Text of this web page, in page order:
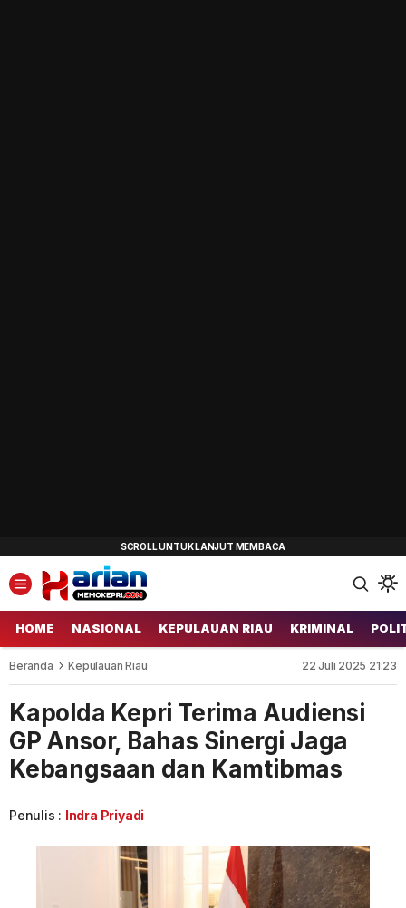
HOME NASIONAL KEPULAUAN RIAU KRIMINAL
Beranda Kepulauan Riau 22 Juli 2025 21:23
Kapolda Kepri Terima Audiensi
GP Ansor, Bahas Sinergi Jaga
Kebangsaan dan Kamtibmas
Penulis : Indra Priyadi